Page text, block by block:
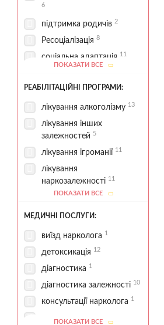
6
підтримка родичів 2
Ресоціалізація 8
соціальна адаптація 11
ПОКАЗАТИ ВСЕ
РЕАБІЛІТАЦІЙНІ ПРОГРАМИ:
лікування алкоголізму 13
лікування інших
залежностей 5
лікування ігроманії 11
лікування
наркозалежності 11
лікування поведінкових
полізалежностей
програма 12 кроків
реабілітаційні програми
ПОКАЗАТИ ВСЕ
МЕДИЧНІ ПОСЛУГИ:
виїзд нарколога 1
детоксикація 12
діагностика 1
діагностика залежності 10
консультації нарколога 1
контроль
ПОКАЗАТИ ВСЕ